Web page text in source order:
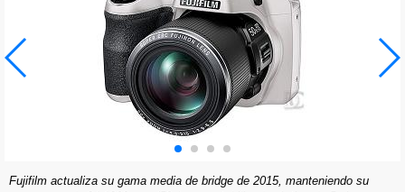
Fujifilm actualiza su gama media de bridge de 2015, manteniendo su